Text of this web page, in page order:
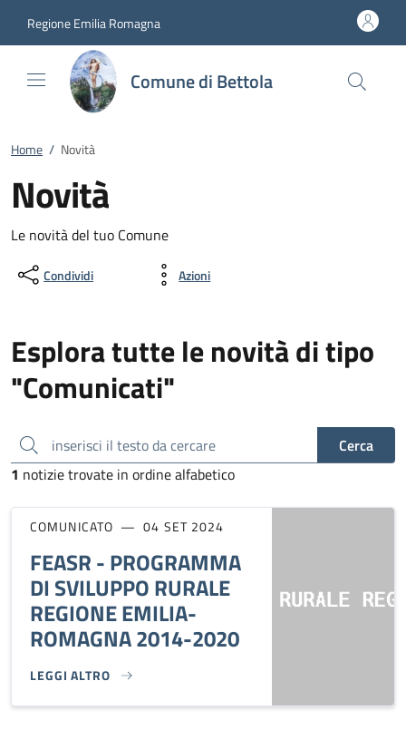
Regione Emilia Romagna
Comune di Bettola
Home / Novità
Novità
Le novità del tuo Comune
Condividi Azioni
Esplora tutte le novità di tipo
"Comunicati"
inserisci il testo da cercare
Cerca
1 notizie trovate in ordine alfabetico
COMUNICATO 04 SET 2024
FEASR - PROGRAMMA
DI SVILUPPO RURALE
REGIONE EMILIA-
ROMAGNA 2014-2020
LEGGI ALTRO
FEASR - PROGRAMMA DI SVILUPPO RURALE REGIONE